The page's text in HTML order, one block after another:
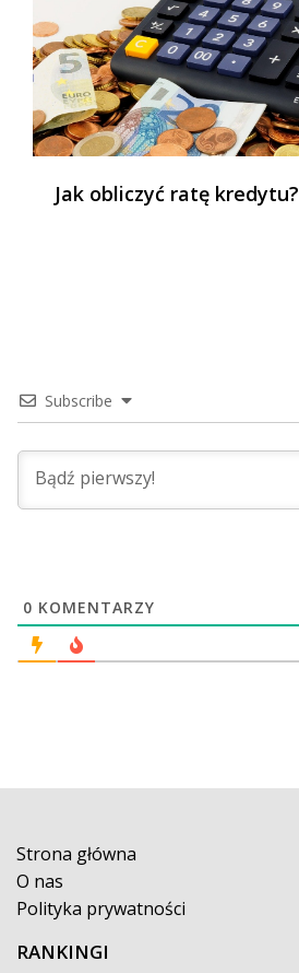
Jak obliczyć ratę kredytu?
Subscribe
0 KOMENTARZY
Strona główna
O nas
Polityka prywatności
RANKINGI